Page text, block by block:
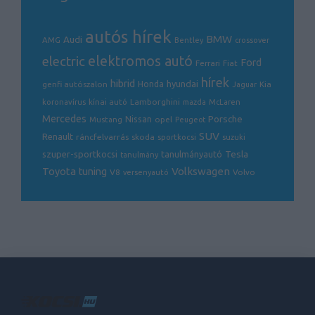
AMG Audi autós hírek Bentley BMW crossover
electric elektromos autó Ferrari Fiat Ford
genfi autószalon hibrid Honda hyundai hírek Jaguar Kia
koronavírus kínai autó Lamborghini mazda McLaren
Mercedes Mustang Nissan opel Peugeot Porsche
Renault ráncfelvarrás skoda sportkocsi SUV suzuki
szuper-sportkocsi tanulmány tanulmányautó Tesla
Toyota tuning V8 versenyautó Volkswagen Volvo